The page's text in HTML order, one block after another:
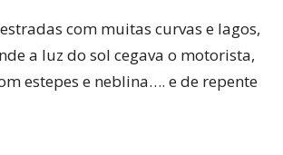
com muitas curvas e lagos,
a luz do sol cegava o motorista,
estepes e neblina…. e de repente